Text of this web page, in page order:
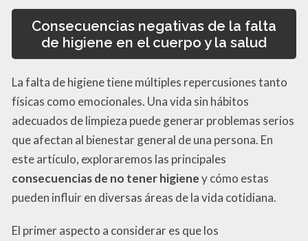
Consecuencias negativas de la falta
de higiene en el cuerpo y la salud
La falta de higiene tiene múltiples repercusiones tanto
físicas como emocionales. Una vida sin hábitos
adecuados de limpieza puede generar problemas serios
que afectan al bienestar general de una persona. En
este artículo, exploraremos las principales
consecuencias de no tener higieney cómo estas
pueden influir en diversas áreas de la vida cotidiana.
El primer aspecto a considerar es que los